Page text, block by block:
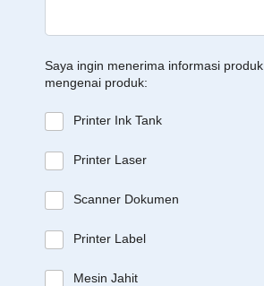
Saya ingin menerima informasi
mengenai produk:
Printer Ink Tank
Printer Laser
Scanner Dokumen
Printer Label
Mesin Jahit